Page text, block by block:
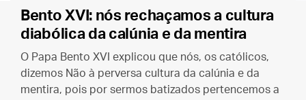
Bento XVI: nós rechaçamos a cultura
diabólica da calúnia e da mentira
O Papa Bento XVI explicou que nós, os católicos,
dizemos Não à perversa cultura da calúnia e da
mentira, pois por sermos batizados pertencemos a